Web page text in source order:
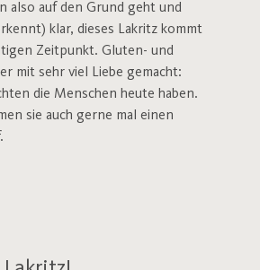
also auf den Grund geht und
klar, dieses Lakritz kommt
Zeitpunkt. Gluten- und
mit sehr viel Liebe gemacht:
die Menschen heute haben.
sie auch gerne mal einen